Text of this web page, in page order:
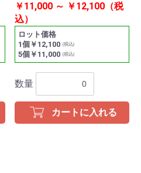
￥11,000 ～ ￥12,100（税
込）
ロット価格
1個￥12,100 (税込)
5個￥11,000 (税込)
数量
カートに入れる